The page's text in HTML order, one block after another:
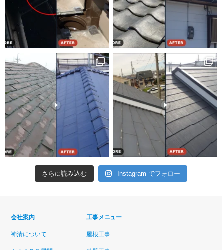
さらに読み込む Instagram でフォロー
会社案内
神清について
工事メニュー
屋根工事